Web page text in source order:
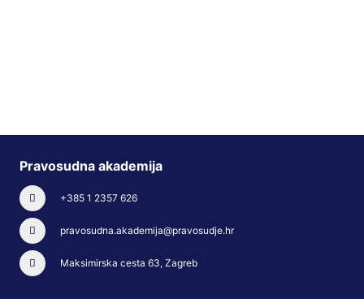
Pravosudna akademija
+385 1 2357 626
pravosudna.akademija@pravosudje.hr
Maksimirska cesta 63, Zagreb